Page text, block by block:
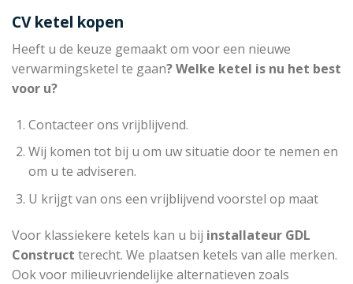
CV ketel kopen
Heeft u de keuze gemaakt om voor een nieuwe
verwarmingsketel te gaan? Welke ketel is nu het best
voor u?
Contacteer ons vrijblijvend.
Wij komen tot bij u om uw situatie door te nemen en
om u te adviseren.
U krijgt van ons een vrijblijvend voorstel op maat
Voor klassiekere ketels kan u bij installateur GDL
Construct terecht. We plaatsen ketels van alle merken.
Ook voor milieuvriendelijke alternatieven zoals